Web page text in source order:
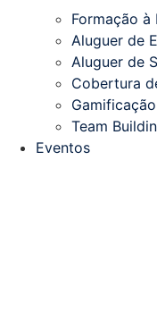
Formação à
Aluguer de
Aluguer de
Cobertura
Gamificação
Team
Eventos